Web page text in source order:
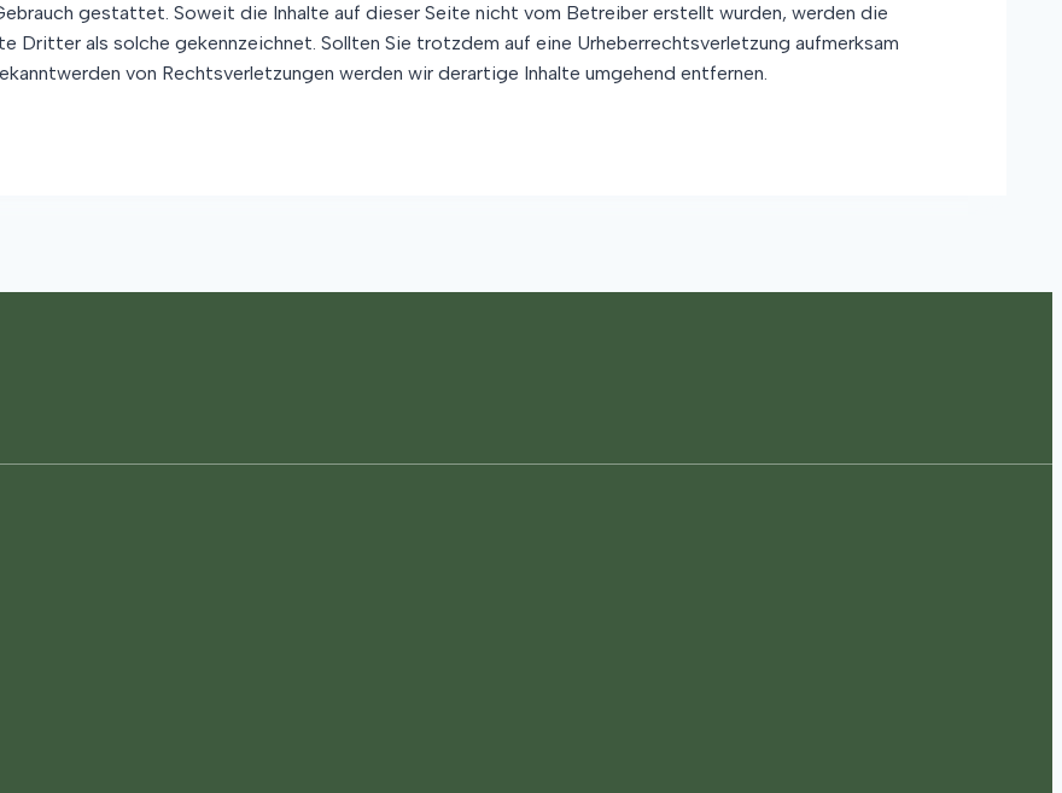
gestattet. Soweit die Inhalte auf dieser Seite nicht vom Betreiber erstellt wurden, werden die
Dritter als solche gekennzeichnet. Sollten Sie trotzdem auf eine Urheberrechtsverletzung aufmerksam
von Rechtsverletzungen werden wir derartige Inhalte umgehend entfernen.